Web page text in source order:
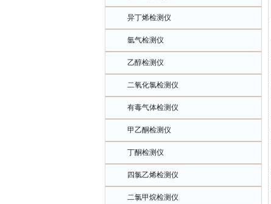
异丁烯检测仪
氩气检测仪
乙醇检测仪
二氧化氯检测仪
有毒气体检测仪
甲乙酮检测仪
丁酮检测仪
四氯乙烯检测仪
二氯甲烷检测仪